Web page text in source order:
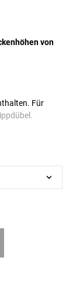
von
Für